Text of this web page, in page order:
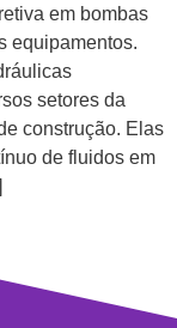
em bombas
equipamentos.
setores da
construção. Elas
de fluidos em